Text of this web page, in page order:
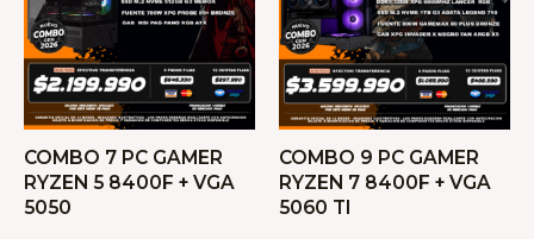
COMBO 7 PC GAMER
RYZEN 5 8400F + VGA
5050
COMBO 9 PC GAMER
RYZEN 7 8400F + VGA
5060 TI